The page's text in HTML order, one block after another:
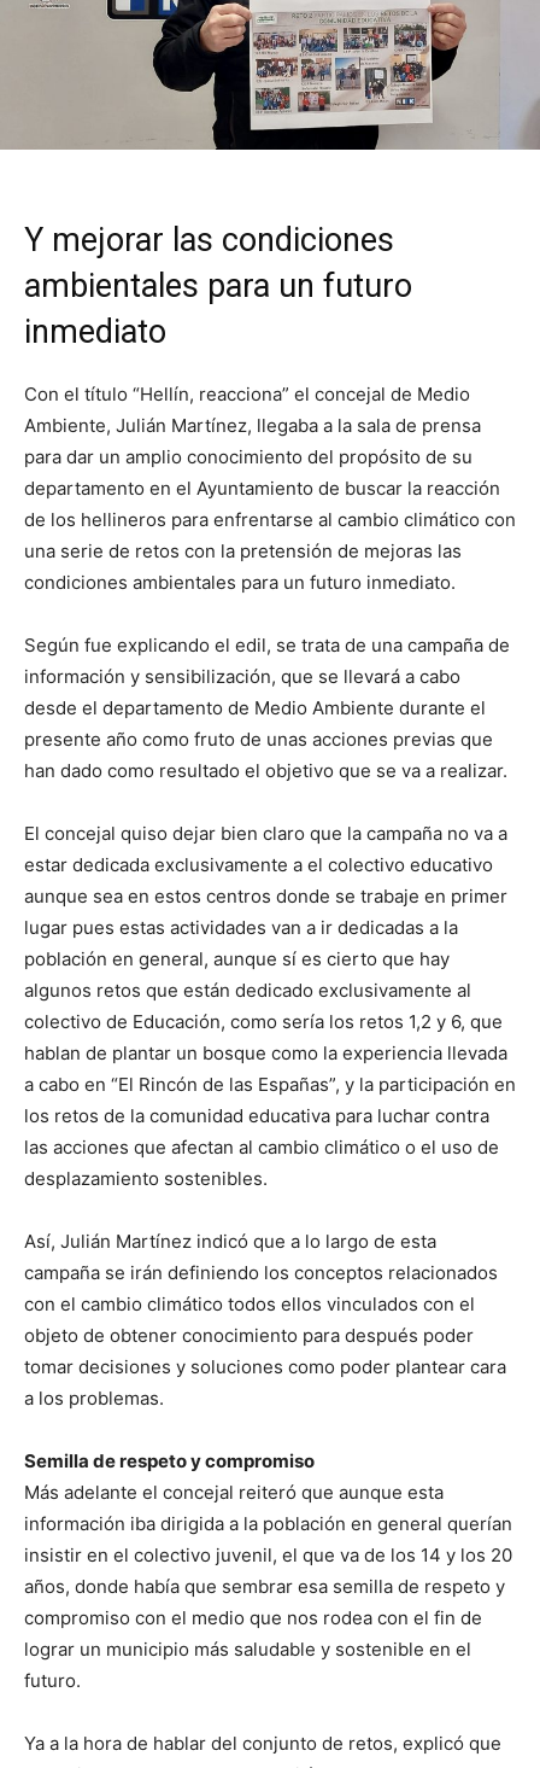
Y mejorar las condiciones
ambientales para un futuro
inmediato
Con el título “Hellín, reacciona” el concejal de Medio
Ambiente, Julián Martínez, llegaba a la sala de prensa
para dar un amplio conocimiento del propósito de su
departamento en el Ayuntamiento de buscar la reacción
de los hellineros para enfrentarse al cambio climático con
una serie de retos con la pretensión de mejoras las
condiciones ambientales para un futuro inmediato.
Según fue explicando el edil, se trata de una campaña de
información y sensibilización, que se llevará a cabo
desde el departamento de Medio Ambiente durante el
presente año como fruto de unas acciones previas que
han dado como resultado el objetivo que se va a realizar.
El concejal quiso dejar bien claro que la campaña no va a
estar dedicada exclusivamente a el colectivo educativo
aunque sea en estos centros donde se trabaje en primer
lugar pues estas actividades van a ir dedicadas a la
población en general, aunque sí es cierto que hay
algunos retos que están dedicado exclusivamente al
colectivo de Educación, como sería los retos 1,2 y 6, que
hablan de plantar un bosque como la experiencia llevada
a cabo en “El Rincón de las Españas”, y la participación en
los retos de la comunidad educativa para luchar contra
las acciones que afectan al cambio climático o el uso de
desplazamiento sostenibles.
Así, Julián Martínez indicó que a lo largo de esta
campaña se irán definiendo los conceptos relacionados
con el cambio climático todos ellos vinculados con el
objeto de obtener conocimiento para después poder
tomar decisiones y soluciones como poder plantear cara
a los problemas.
Semilla de respeto y compromiso
Más adelante el concejal reiteró que aunque esta
información iba dirigida a la población en general querían
insistir en el colectivo juvenil, el que va de los 14 y los 20
años, donde había que sembrar esa semilla de respeto y
compromiso con el medio que nos rodea con el fin de
lograr un municipio más saludable y sostenible en el
futuro.
Ya a la hora de hablar del conjunto de retos, explicó que